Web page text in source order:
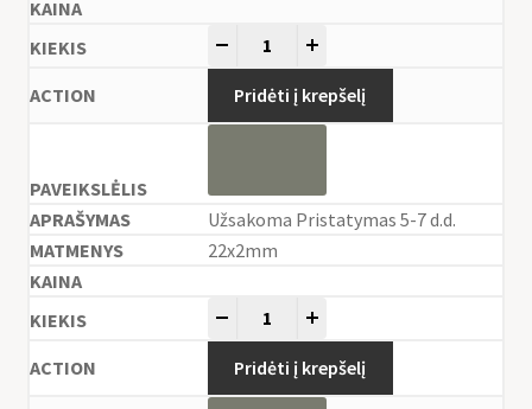
Pridėti į krepšelį
Užsakoma Pristatymas 5-7 d.d.
22x2mm
Pridėti į krepšelį